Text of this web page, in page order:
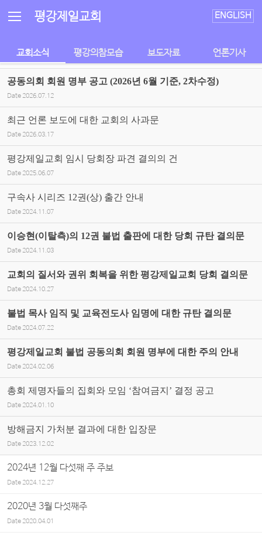
평강제일교회 ENGLISH
교회소식 평강의참모습 보도자료 언론기사
공동의회 회원 명부 공고 (2026년 6월 기준, 2차수정)
Date 2026.07.12
최근 언론 보도에 대한 교회의 사과문
Date 2026.03.17
평강제일교회 임시 당회장 파견 결의의 건
Date 2025.06.07
구속사 시리즈 12권(상) 출간 안내
Date 2024.11.07
이승현(이탈측)의 12권 불법 출판에 대한 당회 규탄 결의문
Date 2024.11.03
교회의 질서와 권위 회복을 위한 평강제일교회 당회 결의문
Date 2024.10.27
불법 목사 임직 및 교육전도사 임명에 대한 규탄 결의문
Date 2024.07.22
평강제일교회 불법 공동의회 회원 명부에 대한 주의 안내
Date 2024.02.06
총회 제명자들의 집회와 모임 ‘참여금지’ 결정 공고
Date 2024.01.10
방해금지 가처분 결과에 대한 입장문
Date 2023.12.02
2024년 12월 다섯째 주 주보
Date2024.12.27
2020년 3월 다섯째주
Date2020.04.01